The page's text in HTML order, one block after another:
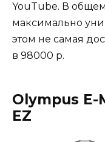
YouTube. В
максимально
этом не самая
в 98000 р.
Olympus E-
EZ